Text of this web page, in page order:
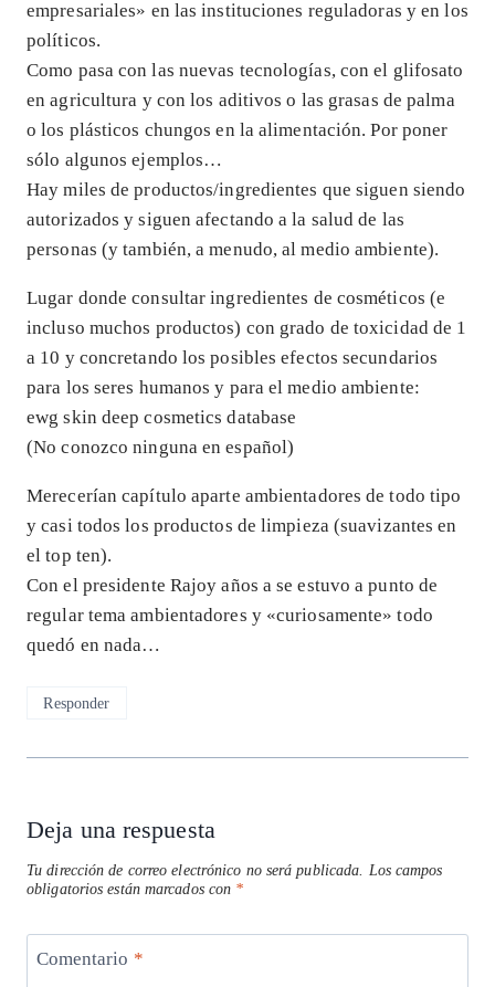
empresariales» en las instituciones reguladoras y en los
políticos.
Como pasa con las nuevas tecnologías, con el glifosato
en agricultura y con los aditivos o las grasas de palma
o los plásticos chungos en la alimentación. Por poner
sólo algunos ejemplos…
Hay miles de productos/ingredientes que siguen siendo
autorizados y siguen afectando a la salud de las
personas (y también, a menudo, al medio ambiente).
Lugar donde consultar ingredientes de cosméticos (e
incluso muchos productos) con grado de toxicidad de 1
a 10 y concretando los posibles efectos secundarios
para los seres humanos y para el medio ambiente:
ewg skin deep cosmetics database
(No conozco ninguna en español)
Merecerían capítulo aparte ambientadores de todo tipo
y casi todos los productos de limpieza (suavizantes en
el top ten).
Con el presidente Rajoy años a se estuvo a punto de
regular tema ambientadores y «curiosamente» todo
quedó en nada…
Responder
Deja una respuesta
Tu dirección de correo electrónico no será publicada. Los campos
obligatorios están marcados con *
Comentario *